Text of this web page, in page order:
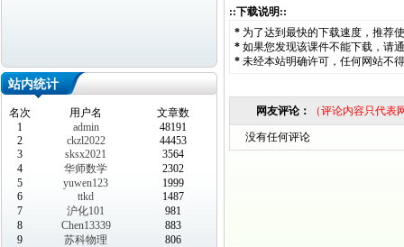
站内统计
名次 用户名
文章数
1
admin
48191
2
ckzl2022
44453
3
sksx2021
3564
4
华师数学
2302
5
yuwen123
1999
6
ttkd
1487
7
沪化101
981
8
Chen13339
883
9
苏科物理
806
::下载说明::
* 为了达到最快的下载速度，推荐
* 如果您发现该课件不能下载，请
* 未经本站明确许可，任何网站不
网友评论： （评论内容只代
没有任何评论